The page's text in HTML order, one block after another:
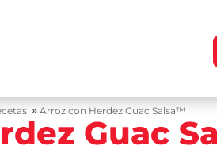
» Arroz con Herdez Guac Salsa™
Guac